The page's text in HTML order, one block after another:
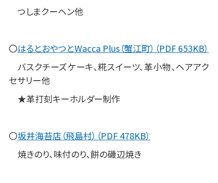
つしまクーヘン他
〇はるとおやつとWacca Plus（蟹江町）（PDF 653KB）
バスクチーズケーキ、糀スイーツ、革小物、ヘアアク
セサリー他
★革打刻キーホルダー制作
〇坂井海苔店（飛島村）（PDF 478KB）
焼きのり、味付のり、餅の磯辺焼き